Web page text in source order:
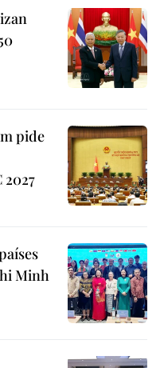
pide
2027
Minh